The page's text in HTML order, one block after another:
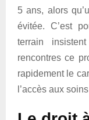
5 ans, alors
évitée. C’est
terrain
rencontres ce
rapidement le
l’accès aux